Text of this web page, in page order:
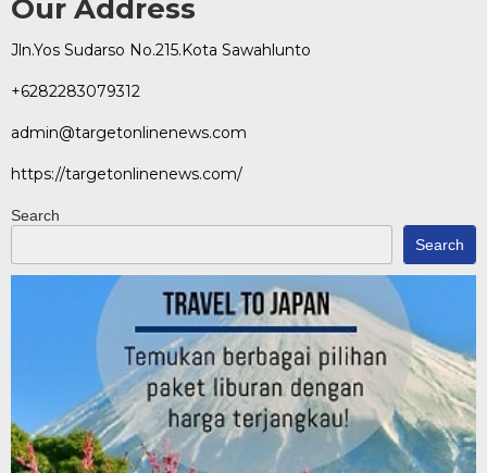
Our Address
Jln.Yos Sudarso No.215.Kota Sawahlunto
+6282283079312
admin@targetonlinenews.com
https://targetonlinenews.com/
Search
Search